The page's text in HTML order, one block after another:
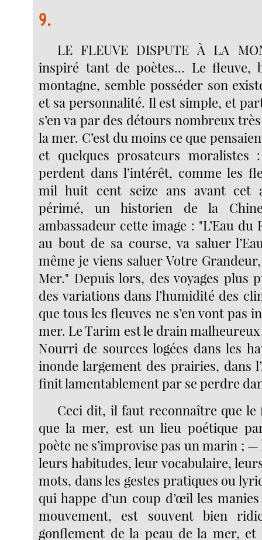
9.
LE FLEUVE DISPUTE À LA
inspiré tant de poètes... Le fleuve,
montagne, semble posséder son
et sa personnalité. Il est simple, et
s’en va par des détours nombreux
la mer. C’est du moins ce que
et quelques prosateurs moralistes
perdent dans l’intérêt, comme les
mil huit cent seize ans avant cet
périmé, un historien de la
ambassadeur cette image : "L’Eau du
au bout de sa course, va saluer
même je viens saluer Votre
Mer." Depuis lors, des voyages plus
des variations dans l’humidité des
que tous les fleuves ne s’en vont pas
mer. Le Tarim est le drain malheureux
Nourri de sources logées dans les
inonde largement des prairies, dans
finit lamentablement par se perdre
Ceci dit, il faut reconnaître que le
que la mer, est un lieu poétique
poète ne s’improvise pas un marin ;
leurs habitudes, leur vocabulaire,
mots, dans les gestes pratiques ou
qui happe d’un coup d’œil les
mouvement, est souvent bien
gonflement de la peau de la mer, et